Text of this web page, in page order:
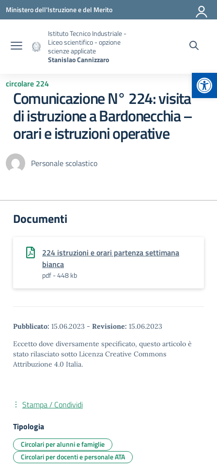
Vai ai contenuti
Vai al menu di navigazione
Vai al footer
Ministero dell'Istruzione e del Merito
Istituto Tecnico Industriale -
Liceo scientifico - opzione
scienze applicate
Stanislao Cannizzaro
circolare 224
Comunicazione N° 224: visita
di istruzione a Bardonecchia –
orari e istruzioni operative
Personale scolastico
Documenti
224 istruzioni e orari partenza settimana
bianca
pdf - 448 kb
Pubblicato: 15.06.2023 - Revisione: 15.06.2023
Eccetto dove diversamente specificato, questo articolo è
stato rilasciato sotto Licenza Creative Commons
Attribuzione 4.0 Italia.
Stampa / Condividi
Tipologia
Circolari per alunni e famiglie
Circolari per docenti e personale ATA